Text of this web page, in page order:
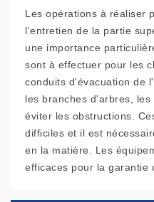
Les opérations à réaliser
l'entretien de la partie
une importance
sont à effectuer pour les
conduits d'évacuation de
les branches d'arbres,
éviter les obstructions.
difficiles et il est
en la matière. Les
efficaces pour la garantie